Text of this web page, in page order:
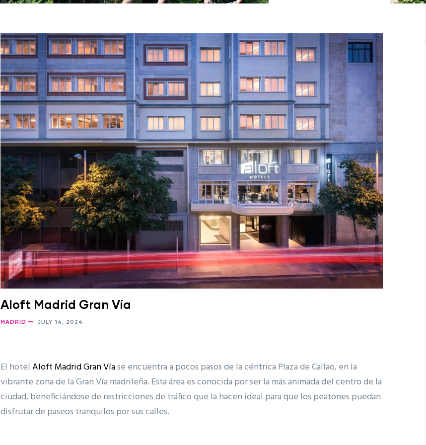
Aloft Madrid Gran Vía
MADRID JULY 14, 2024
El hotel Aloft Madrid Gran Víase encuentra a pocos pasos de la céntrica Plaza de Callao, en la
vibrante zona de la Gran Vía madrileña. Esta área es conocida por ser la más animada del centro de la
ciudad, beneficiándose de restricciones de tráfico que la hacen ideal para que los peatones puedan
disfrutar de paseos tranquilos por sus calles.